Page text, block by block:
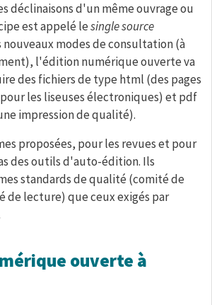
déclinaisons d'un même ouvrage ou
est appelé lesingle source
nouveaux modes de consultation (à
l'édition numérique ouverte va
des fichiers de type html (des pages
les liseuses électroniques) et pdf
impression de qualité).
proposées, pour les revues et pour
des outils d'auto-édition. Ils
standards de qualité (comité de
de lecture) que ceux exigés par
ouverte à